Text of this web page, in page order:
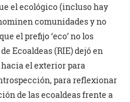
el ecológico (incluso hay
comunidades y no
el prefijo ‘eco’ no los
Ecoaldeas (RIE) dejó en
el exterior para
para reflexionar
de las ecoaldeas frente a